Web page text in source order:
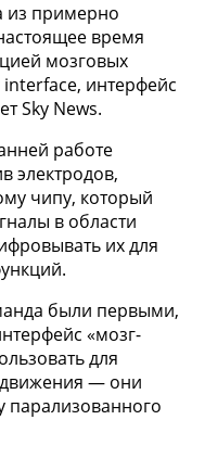
из примерно
время
мозговых
интерфейс
Sky News.
работе
электродов,
чипу, который
в области
их для
были первыми,
«мозг-
для
движения — они
парализованного